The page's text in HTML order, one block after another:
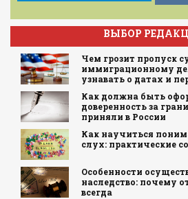
ВЫБОР
Чем грозит пропуск
иммиграционному
узнавать о датах и
Как должна быть
доверенность за
приняли в России
Как научиться
слух: практические
Особенности
наследство: почему
всегда